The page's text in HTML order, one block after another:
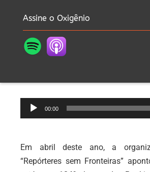
Assine o Oxigênio
Tocador
de
00:00
Em abril deste ano, a
“Repórteres sem Fronteiras”